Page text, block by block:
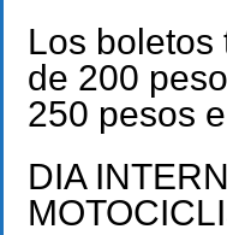
Los boletos
de 200
250 pesos
DIA